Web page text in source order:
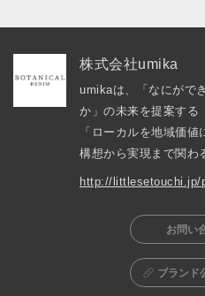
株式会社umika
umikaは、「なにがで
か」の未来を提案する
「ローカルを地域価
構想から実現まで関わ
http://littlesetouchi.jp/
お問い
ブランド